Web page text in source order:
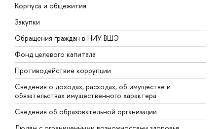
Корпуса и общежития
Закупки
Обращения граждан в НИУ ВШЭ
Фонд целевого капитала
Противодействие коррупции
Сведения о доходах, расходах, об имуществе и
обязательствах имущественного характера
Сведения об образовательной организации